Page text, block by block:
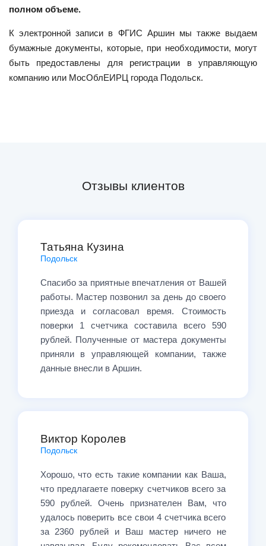
полном объеме.
К электронной записи в ФГИС Аршин мы также выдаем
бумажные документы, которые, при необходимости, могут
быть предоставлены для регистрации в управляющую
компанию или МосОблЕИРЦ города Подольск.
Отзывы клиентов
Татьяна Кузина
Подольск
Спасибо за приятные впечатления от Вашей
работы. Мастер позвонил за день до своего
приезда и согласовал время. Стоимость
поверки 1 счетчика составила всего 590
рублей. Полученные от мастера документы
приняли в управляющей компании, также
данные внесли в Аршин.
Виктор Королев
Подольск
Хорошо, что есть такие компании как Ваша,
что предлагаете поверку счетчиков всего за
590 рублей. Очень признателен Вам, что
удалось поверить все свои 4 счетчика всего
за 2360 рублей и Ваш мастер ничего не